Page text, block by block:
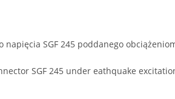
SGF 245 poddanego
SGF 245 under eathquake